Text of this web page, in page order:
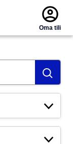
Oma tili